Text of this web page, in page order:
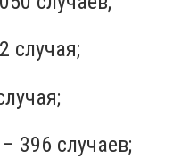
случая;
396 случаев;